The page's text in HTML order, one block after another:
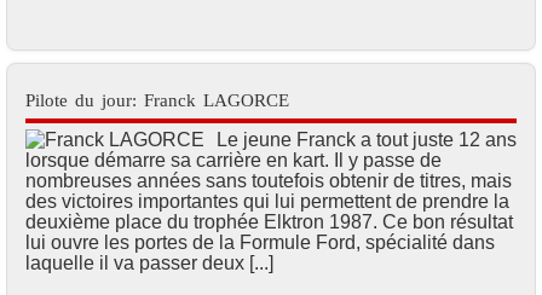
Pilote du jour: Franck LAGORCE
Le jeune Franck a tout juste 12 ans
lorsque démarre sa carrière en kart. Il y passe de
nombreuses années sans toutefois obtenir de titres, mais
des victoires importantes qui lui permettent de prendre la
deuxième place du trophée Elktron 1987. Ce bon résultat
lui ouvre les portes de la Formule Ford, spécialité dans
laquelle il va passer deux [...]